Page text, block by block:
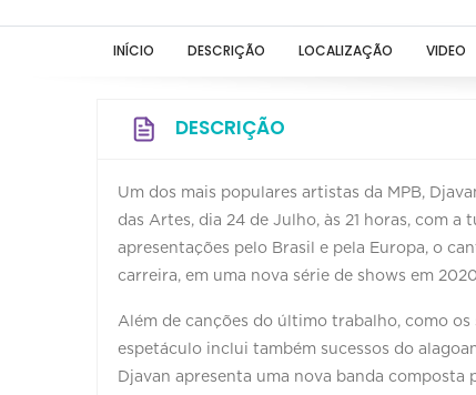
INÍCIO DESCRIÇÃO LOCALIZAÇÃO VIDEO
DESCRIÇÃO
Um dos mais populares artistas da MPB,
das Artes, dia 24 de Julho, às 21 horas, com a
apresentações pelo Brasil e pela Europa, o
carreira, em uma nova série de shows em
Além de canções do último trabalho, como os
espetáculo inclui também sucessos do
Djavan apresenta uma nova banda